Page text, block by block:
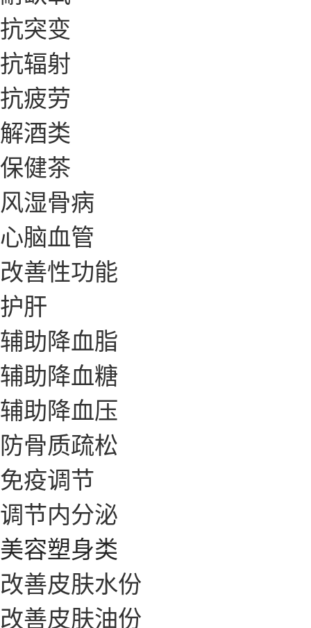
抗突变
抗辐射
抗疲劳
解酒类
保健茶
风湿骨病
心脑血管
改善性功能
护肝
辅助降血脂
辅助降血糖
辅助降血压
防骨质疏松
免疫调节
调节内分泌
美容塑身类
改善皮肤水份
改善皮肤油份